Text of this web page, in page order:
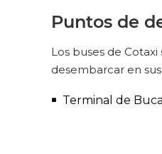
Puntos de
Los buses de
desembarcar en
Terminal de